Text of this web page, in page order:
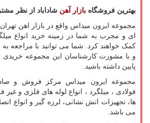
بهترین فروشگاه بازار آهن شاداباد از نظر
مجموعه ایرون میداس واقع در بازار اهن
ای و مجرب به شما در زمینه خرید انواع
کمک خواهند کرد. شما می توانید با مراجعه
و با مشورت کارشناسان این مجموعه خریدی
پایین داشته باشید.
مجموعه ایرون میداس مرکز فروش و
فولادی ، میلگرد ، انواع لوله های فلزی و
ها، تجهیزات اتش نشانی، لرزه گیر و انواع
می باشد.